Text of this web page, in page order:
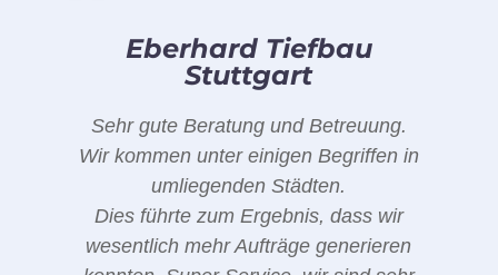
Eberhard Tiefbau
Stuttgart
Sehr gute Beratung und Betreuung.
Wir kommen unter einigen Begriffen in
umliegenden Städten.
Dies führte zum Ergebnis, dass wir
wesentlich mehr Aufträge generieren